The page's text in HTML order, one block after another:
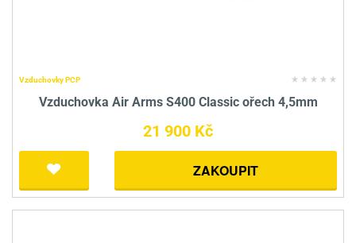
Vzduchovky PCP
Vzduchovka Air Arms S400 Classic ořech 4,5mm
21 900 Kč
ZAKOUPIT